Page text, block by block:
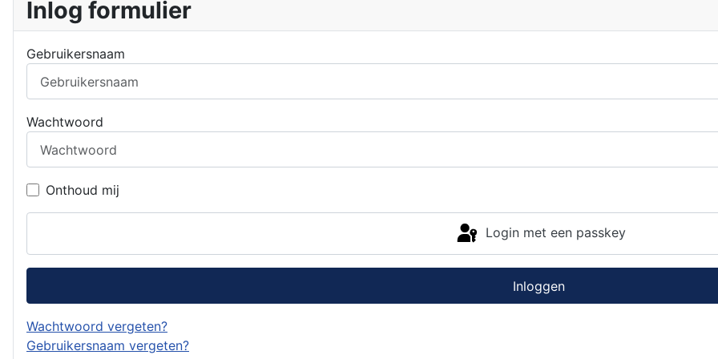
Inlog formulier
Gebruikersnaam
Wachtwoord
Onthoud mij
Login met een passkey
Inloggen
Wachtwoord vergeten?
Gebruikersnaam vergeten?